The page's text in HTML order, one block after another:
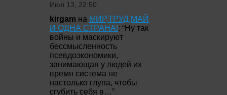
Июл 13, 22:50
kirgam на МИР,ТРУД,МАЙ
И ОДНА СТРАНА!: “Ну так
войны и маскируют
бессмысленность
псевдоэкономики,
занимающая у людей их
время система не
настолько глупа, чтобы
сгубить себя в…”